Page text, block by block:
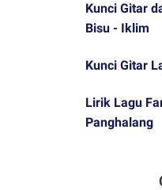
Kunci Gitar
Bisu - Iklim
Kunci Gitar
Lirik Lagu
Panghalang